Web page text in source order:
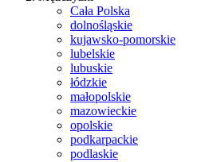
Cała Polska
dolnośląskie
kujawsko-pomorskie
lubelskie
lubuskie
łódzkie
małopolskie
mazowieckie
opolskie
podkarpackie
podlaskie